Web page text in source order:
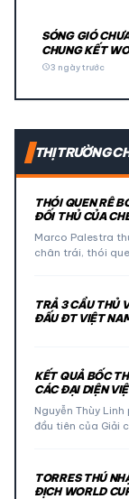
SÓNG GIÓ
CHUNG KẾT
schedule3 ngày trước
THỊ TRƯỜNG
THÓI QUEN RÊ
ĐỐI THỦ CỦA
Marco Palestra
chân trái, thói
TRẢ 3 CẦU THỦ
ĐẤU ĐT VIỆT
KẾT QUẢ BỐC
CÁC ĐẠI DIỆN
Nguyễn Thùy
đầu tiên của Giải
TORRES THÚ
ĐỊCH WORLD